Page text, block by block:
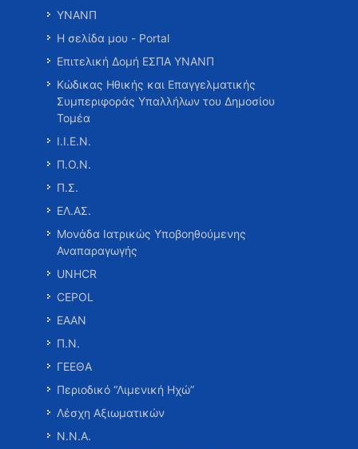
ΥΝΑΝΠ
Η σελίδα μου - Portal
Επιτελική Δομή ΕΣΠΑ ΥΝΑΝΠ
Κώδικας Ηθικής και Επαγγελματικής
Συμπεριφοράς Υπαλλήλων του Δημοσίου
Τομέα
Ι.Ι.Ε.Ν.
Π.Ο.Ν.
Π.Σ.
ΕΛ.ΑΣ.
Μονάδα Ιατρικώς Υποβοηθούμενης
Αναπαραγωγής
UNHCR
CEPOL
ΕΑΑΝ
Π.Ν.
ΓΕΕΘΑ
Περιοδικό “Λιμενική Ηχώ”
Λέσχη Αξιωματικών
Ν.Ν.Α.